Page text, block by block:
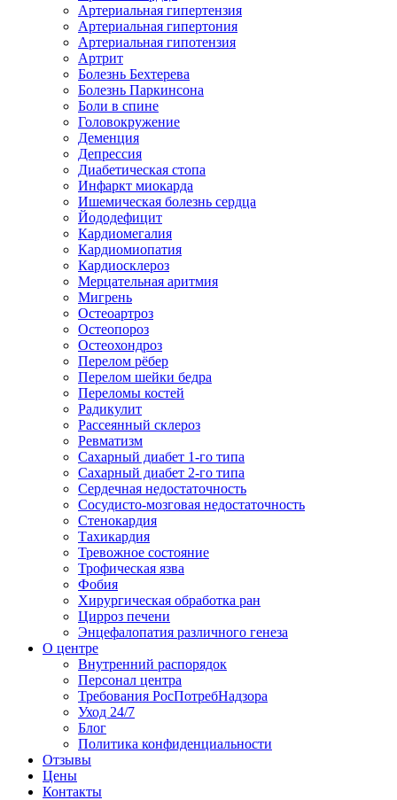
Артериальная гипертензия
Артериальная гипертония
Артериальная гипотензия
Артрит
Болезнь Бехтерева
Болезнь Паркинсона
Боли в спине
Головокружение
Деменция
Депрессия
Диабетическая стопа
Инфаркт миокарда
Ишемическая болезнь сердца
Йододефицит
Кардиомегалия
Кардиомиопатия
Кардиосклероз
Мерцательная аритмия
Мигрень
Остеоартроз
Остеопороз
Остеохондроз
Перелом рёбер
Перелом шейки бедра
Переломы костей
Радикулит
Рассеянный склероз
Ревматизм
Сахарный диабет 1-го типа
Сахарный диабет 2-го типа
Сердечная недостаточность
Сосудисто-мозговая недостаточность
Стенокардия
Тахикардия
Тревожное состояние
Трофическая язва
Фобия
Хирургическая обработка ран
Цирроз печени
Энцефалопатия различного генеза
О центре
Внутренний распорядок
Персонал центра
Требования РосПотребНадзора
Уход 24/7
Блог
Политика конфиденциальности
Отзывы
Цены
Контакты